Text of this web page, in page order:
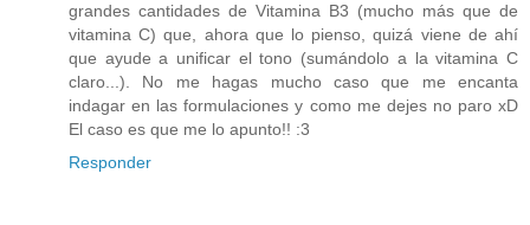
grandes cantidades de Vitamina B3 (mucho más que de
vitamina C) que, ahora que lo pienso, quizá viene de ahí
que ayude a unificar el tono (sumándolo a la vitamina C
claro...). No me hagas mucho caso que me encanta
indagar en las formulaciones y como me dejes no paro xD
El caso es que me lo apunto!! :3
Responder